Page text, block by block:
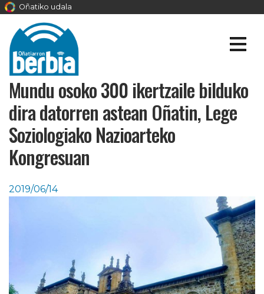
Oñatiko udala
Mundu osoko 300 ikertzaile bilduko
dira datorren astean Oñatin, Lege
Soziologiako Nazioarteko
Kongresuan
2019/06/14